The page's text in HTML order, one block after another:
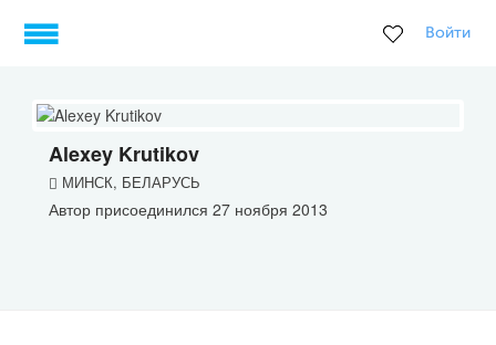
Войти
Alexey Krutikov
МИНСК, БЕЛАРУСЬ
Автор присоединился 27 ноября 2013